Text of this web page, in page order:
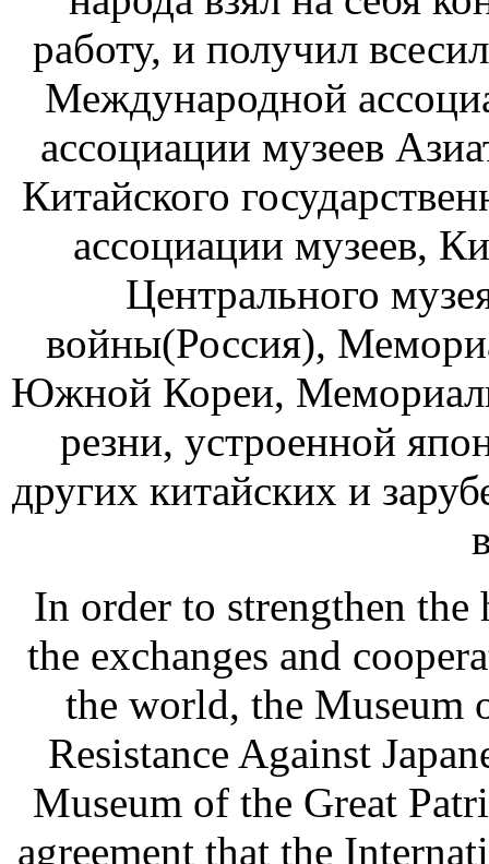
работу, и получил
Международной
ассоциации музеев
Китайского
ассоциации музеев,
Центрального
войны(Россия),
Южной Кореи,
резни, устроенной
других китайских и
In order to strengthen
the exchanges and
the world, the Museum
Resistance Against
Museum of the Great
agreement that the